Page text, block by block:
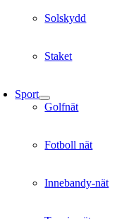
Solskydd
Staket
Sport
Golfnät
Fotboll nät
Innebandy-nät